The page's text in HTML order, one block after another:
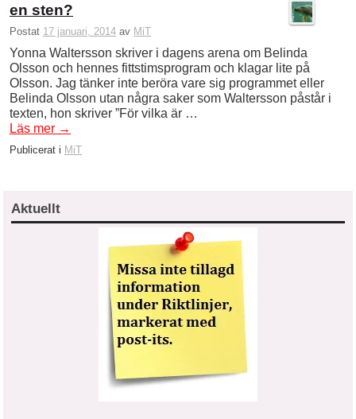
en sten?
Postat 17 januari, 2014 av MiT
Yonna Waltersson skriver i dagens arena om Belinda
Olsson och hennes fittstimsprogram och klagar lite på
Olsson. Jag tänker inte beröra vare sig programmet eller
Belinda Olsson utan några saker som Waltersson påstår i
texten, hon skriver ”För vilka är …
Läs mer →
Publicerat i MiT
Aktuellt